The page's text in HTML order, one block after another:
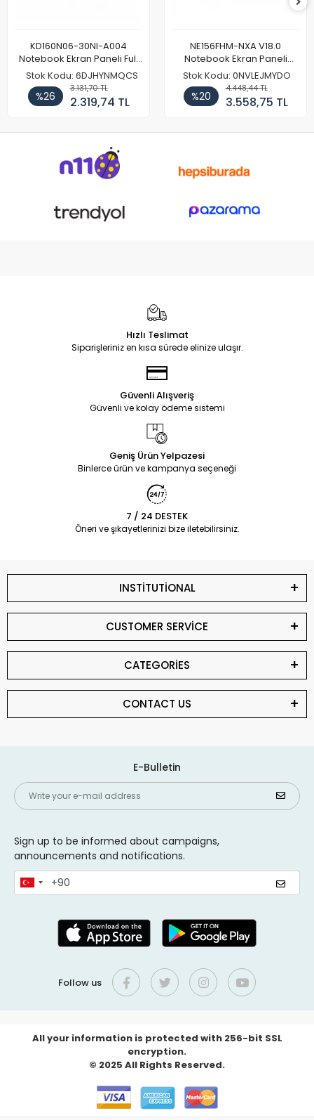
KD160N06-30NI-A004
Notebook Ekran Paneli Full
HD
Stok Kodu: 6DJHYNMQCS
%26
3.131,70 TL
2.319,74 TL
NE156FHM-NXA V18.0
Notebook Ekran Paneli
165Hz
Stok Kodu: 0NVLEJMYDO
%20
4.448,44 TL
3.558,75 TL
Hızlı Teslimat
Siparişleriniz en kısa sürede elinize ulaşır.
Güvenli Alışveriş
Güvenli ve kolay ödeme sistemi
Geniş Ürün Yelpazesi
Binlerce ürün ve kampanya seçeneği
7 / 24 DESTEK
Öneri ve şikayetlerinizi bize iletebilirsiniz.
INSTİTUTİONAL
CUSTOMER SERVİCE
CATEGORİES
CONTACT US
E-Bulletin
Sign up to be informed about campaigns,
announcements and notifications.
Follow us
All your information is protected with 256-bit SSL
encryption.
© 2025 All Rights Reserved.